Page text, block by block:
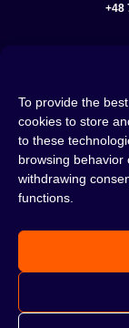
To provide the
cookies to store
to these
browsing behavior
withdrawing
functions.
+48
Кальян — это
одиночестве; это
Несмотря на то,
нет, это место